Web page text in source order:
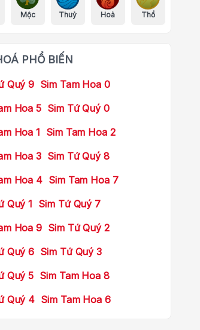
Mộc Thuỷ Hoả Thổ
PHỔ BIẾN
Quý 9 Sim Tam Hoa 0
Hoa 5 Sim Tứ Quý 0
Hoa 1 Sim Tam Hoa 2
Hoa 3 Sim Tứ Quý 8
Hoa 4 Sim Tam Hoa 7
Quý 1 Sim Tứ Quý 7
Hoa 9 Sim Tứ Quý 2
Quý 6 Sim Tứ Quý 3
Quý 5 Sim Tam Hoa 8
Quý 4 Sim Tam Hoa 6